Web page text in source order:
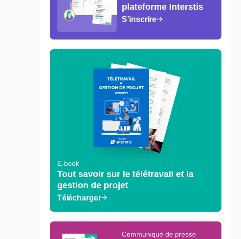
plateforme Interstis
S’inscrire
E-book
Tout savoir sur le télétravail et la
gestion de projet
Télécharger
Communiqué de presse